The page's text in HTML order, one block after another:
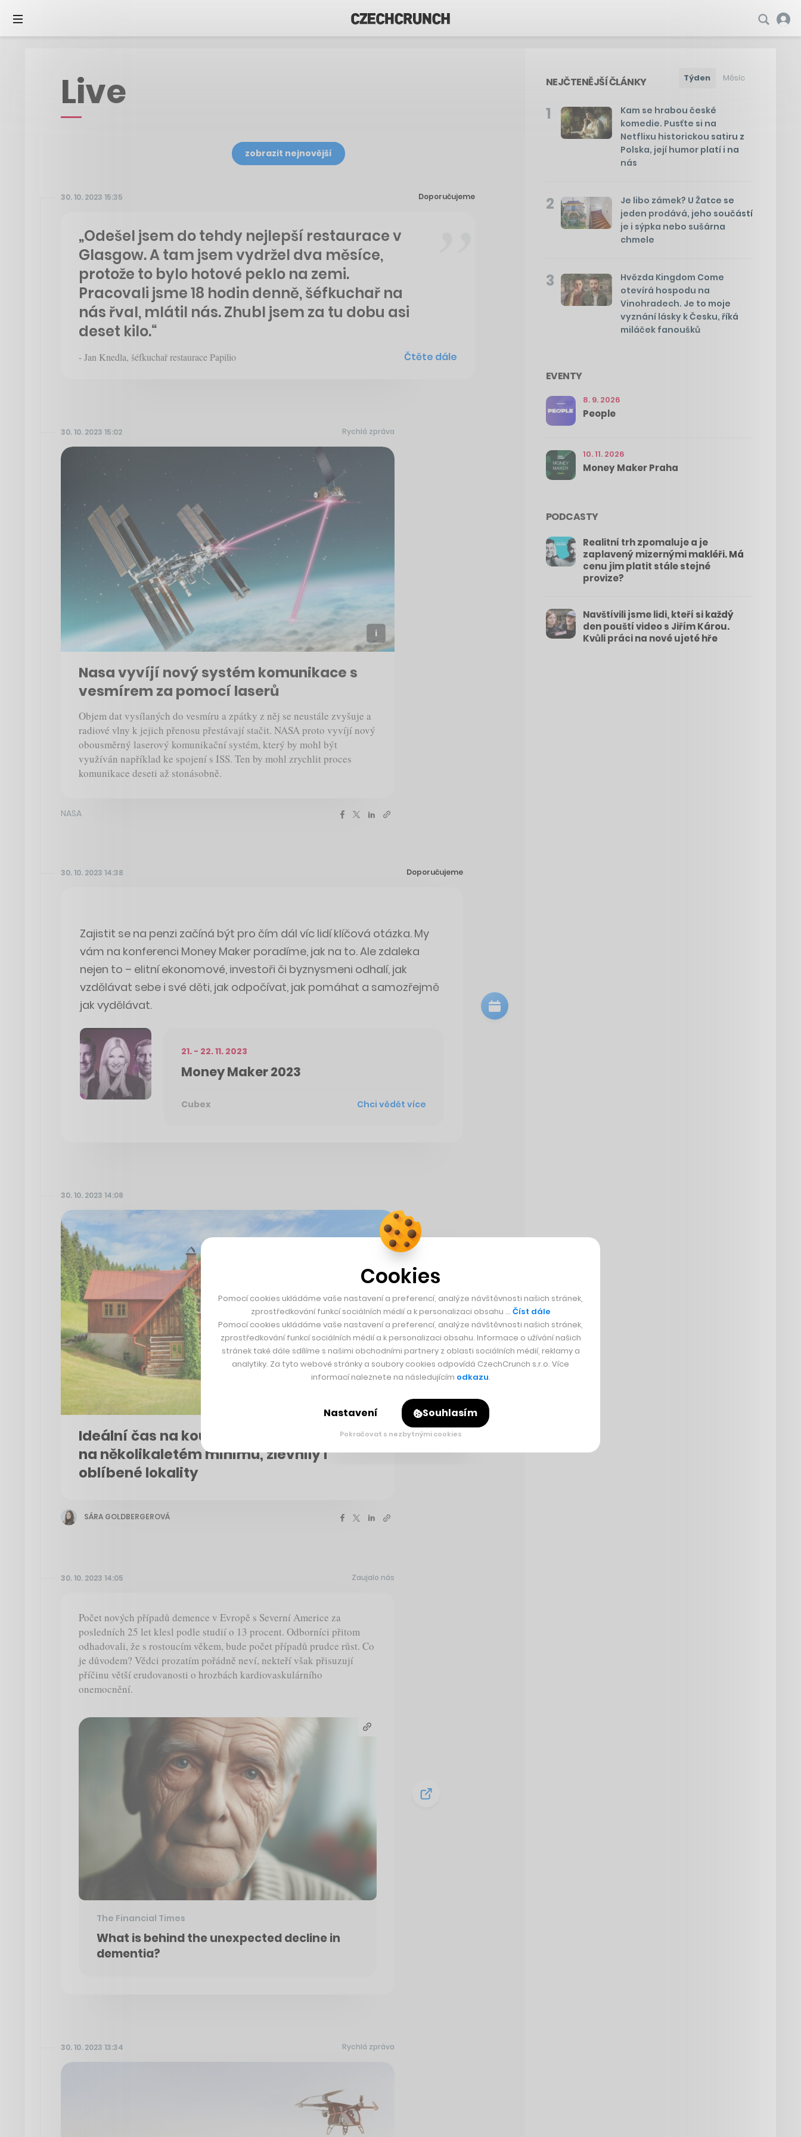
Live
zobrazit nejnovější
30. 10. 2023 15:35 Doporučujeme
„Odešel jsem do tehdy nejlepší restaurace v
Glasgow. A tam jsem vydržel dva měsíce,
protože to bylo hotové peklo na zemi.
Pracovali jsme 18 hodin denně, šéfkuchař na
nás řval, mlátil nás. Zhubl jsem za tu dobu asi
deset kilo.“
- Jan Knedla, šéfkuchař restaurace Papilio Čtěte dále
30. 10. 2023 15:02 Rychlá zpráva
Nasa vyvíjí nový systém komunikace s
vesmírem za pomocí laserů
Objem dat vysílaných do vesmíru a zpátky z něj se neustále zvyšuje a
radiové vlny k jejich přenosu přestávají stačit. NASA proto vyvíjí nový
obousměrný laserový komunikační systém, který by mohl být
využíván například ke spojení s ISS. Ten by mohl zrychlit proces
komunikace deseti až stonásobně.
NASA
30. 10. 2023 14:38 Doporučujeme
Zajistit se na penzi začíná být pro čím dál víc lidí klíčová otázka. My
vám na konferenci Money Maker poradíme, jak na to. Ale zdaleka
nejen to – elitní ekonomové, investoři či byznysmeni odhalí, jak
vzdělávat sebe i své děti, jak odpočívat, jak pomáhat a samozřejmě
jak vydělávat.
21. - 22. 11. 2023
Money Maker 2023
Cubex Chci vědět více
30. 10. 2023 14:08
Ideální čas na koupi chalupy. Ceny jsou
na několikaletém minimu, zlevnily i
oblíbené lokality
SÁRA GOLDBERGEROVÁ
30. 10. 2023 14:05 Zaujalo nás
Počet nových případů demence v Evropě s Severní Americe za
posledních 25 let klesl podle studií o 13 procent. Odborníci přitom
odhadovali, že s rostoucím věkem, bude počet případů prudce růst. Co
je důvodem? Vědci prozatím pořádně neví, nekteří však přisuzují
příčinu větší erudovanosti o hrozbách kardiovaskulárního
onemocnění.
The Financial Times
What is behind the unexpected decline in
dementia?
30. 10. 2023 13:34 Rychlá zpráva
NEJČTENĚJŠÍ ČLÁNKY Týden Měsíc
1
Kam se hrabou české
komedie. Pusťte si na
Netflixu historickou satiru z
Polska, její humor platí i na
nás
2
Je libo zámek? U Žatce se
jeden prodává, jeho součástí
je i sýpka nebo sušárna
chmele
3
Hvězda Kingdom Come
otevírá hospodu na
Vinohradech. Je to moje
vyznání lásky k Česku, říká
miláček fanoušků
EVENTY
8. 9. 2026
People
10. 11. 2026
Money Maker Praha
PODCASTY
Realitní trh zpomaluje a je
zaplavený mizernými makléři. Má
cenu jim platit stále stejné
provize?
Navštívili jsme lidi, kteří si každý
den pouští video s Jiřím Károu.
Kvůli práci na nové ujeté hře
Cookies
Pomocí cookies ukládáme vaše nastavení a preferencí, analýze návštěvnosti našich stránek,
zprostředkování funkcí sociálních médií a k personalizaci obsahu … Číst dále
Pomocí cookies ukládáme vaše nastavení a preferencí, analýze návštěvnosti našich stránek,
zprostředkování funkcí sociálních médií a k personalizaci obsahu. Informace o užívání našich
stránek také dále sdílíme s našimi obchodními partnery z oblasti sociálních médií, reklamy a
analytiky. Za tyto webové stránky a soubory cookies odpovídá CzechCrunch s.r.o. Více
informací naleznete na následujícím odkazu.
Nastavení Souhlasím
Pokračovat s nezbytnými cookies